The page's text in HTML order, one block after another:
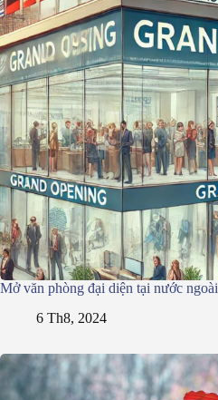
Mở văn phòng đại diện tại nước ngoài
6 Th8, 2024